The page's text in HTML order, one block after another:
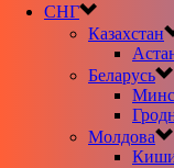
СНГ
Казахстан
Беларусь
Молдова